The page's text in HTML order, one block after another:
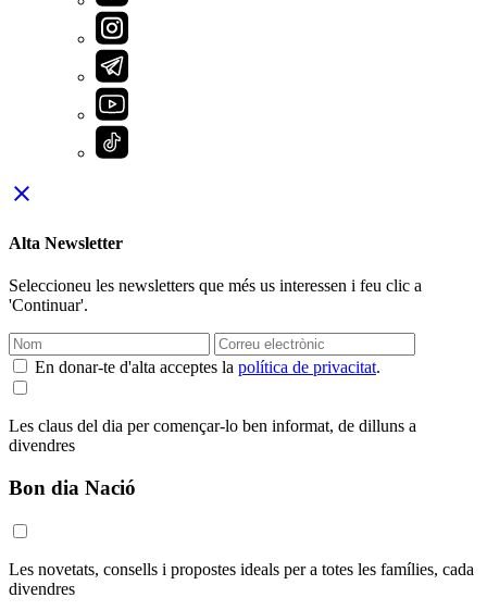
close
Alta Newsletter
Seleccioneu les newsletters que més us interessen i feu clic a
'Continuar'.
En donar-te d'alta acceptes la política de privacitat.
Les claus del dia per començar-lo ben informat, de dilluns a
divendres
Bon dia Nació
Les novetats, consells i propostes ideals per a totes les famílies, cada
divendres